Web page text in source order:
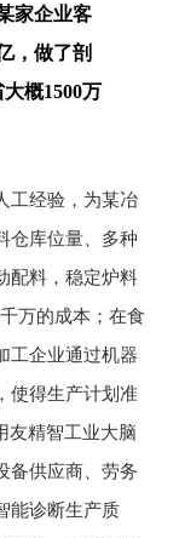
家企业客
，做了剖
概1500万
工经验，为某冶
仓库位量、多种
配料，稳定炉料
万的成本；在食
工企业通过机器
使得生产计划准
友精智工业大脑
备供应商、劳务
能诊断生产质